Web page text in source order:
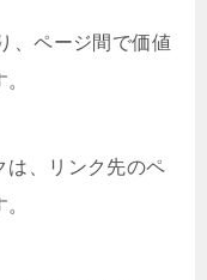
、ページ間で価値
は、リンク先のペ